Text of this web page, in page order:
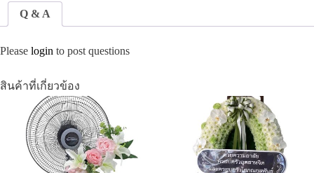
Q & A
Please login to post questions
สินค้าที่เกี่ยวข้อง